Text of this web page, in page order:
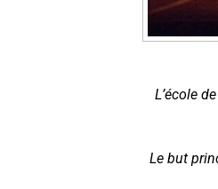
L’école
Le but